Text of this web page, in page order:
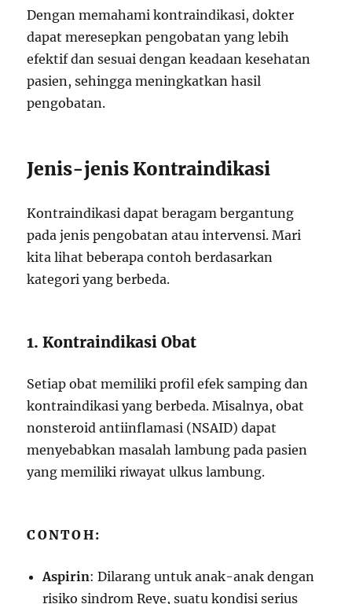
Dengan memahami kontraindikasi, dokter
dapat meresepkan pengobatan yang lebih
efektif dan sesuai dengan keadaan kesehatan
pasien, sehingga meningkatkan hasil
pengobatan.
Jenis-jenis Kontraindikasi
Kontraindikasi dapat beragam bergantung
pada jenis pengobatan atau intervensi. Mari
kita lihat beberapa contoh berdasarkan
kategori yang berbeda.
1. Kontraindikasi Obat
Setiap obat memiliki profil efek samping dan
kontraindikasi yang berbeda. Misalnya, obat
nonsteroid antiinflamasi (NSAID) dapat
menyebabkan masalah lambung pada pasien
yang memiliki riwayat ulkus lambung.
CONTOH:
Aspirin: Dilarang untuk anak-anak dengan
risiko sindrom Reye, suatu kondisi serius